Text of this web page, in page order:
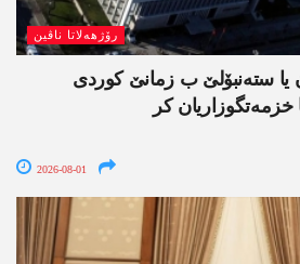
رۆژھەلاتا ناڤین
یا ستەنبۆلێ ب زمانێ کوردی
کر
2026-08-01